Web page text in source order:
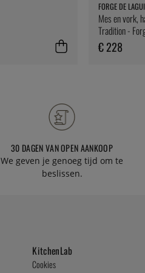
FORGE DE
Mes en vork,
Tradition -
€ 228
30 DAGEN VAN OPEN AANKOOP
We geven je genoeg tijd om te
beslissen.
KitchenLab
Cookies